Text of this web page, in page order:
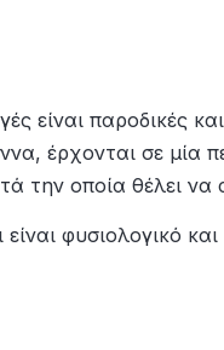
είναι παροδικές
έρχονται σε μία
την οποία θέλει να
είναι φυσιολογικό